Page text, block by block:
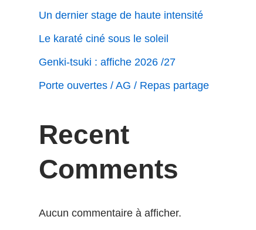
Un dernier stage de haute intensité
Le karaté ciné sous le soleil
Genki-tsuki : affiche 2026 /27
Porte ouvertes / AG / Repas partage
Recent
Comments
Aucun commentaire à afficher.